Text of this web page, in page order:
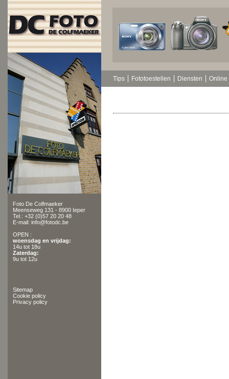
Foto De Colfmaeker
Meenseweg 131 - 8900 Ieper
Tel.: +32 (0)57 20 20 48
E-mail: info@fotodc.be
OPEN :
woensdag en vrijdag:
14u tot 18u
Zaterdag:
9u tot 12u
Sitemap
Cookie policy
Privacy policy
Tips Fototoestellen Diensten Online